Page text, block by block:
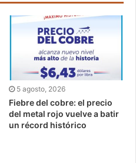
5 agosto, 2026
Fiebre del cobre: el precio
del metal rojo vuelve a batir
un récord histórico